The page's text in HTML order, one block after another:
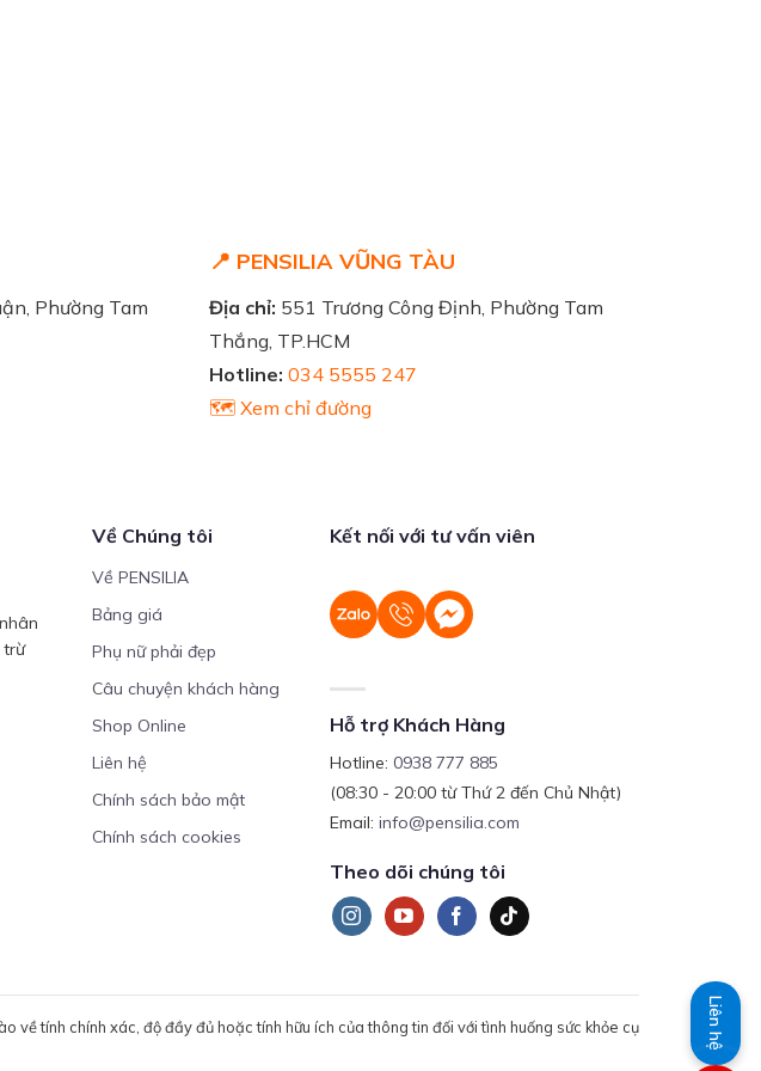
Phường Tam
📍 PENSILIA VŨNG TÀU
Địa chỉ: 551 Trương Công Định, Phường Tam
Thắng, TP.HCM
Hotline: 034 5555 247
🗺️ Xem chỉ đường
trừ
Về Chúng tôi
Về PENSILIA
Bảng giá
Phụ nữ phải đẹp
Câu chuyện khách hàng
Shop Online
Liên hệ
Chính sách bảo mật
Chính sách cookies
Kết nối với tư vấn viên
Hỗ trợ Khách Hàng
Hotline:0938 777 885
(08:30 - 20:00 từ Thứ 2 đến Chủ Nhật)
Email:info@pensilia.com
Theo dõi chúng tôi
tính chính xác, độ đầy đủ hoặc tính hữu ích của thông tin đối với tình huống sức khỏe cụ
Liên hệ